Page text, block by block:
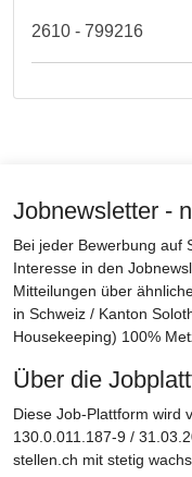
2610 - 799216
Jobnewsletter -
Bei jeder Bewerbung auf
Interesse in den
Mitteilungen über
in Schweiz / Kanton
Housekeeping) 100%
Über die
Diese Job-Plattform wird
130.0.011.187-9 /
stellen.ch mit stetig